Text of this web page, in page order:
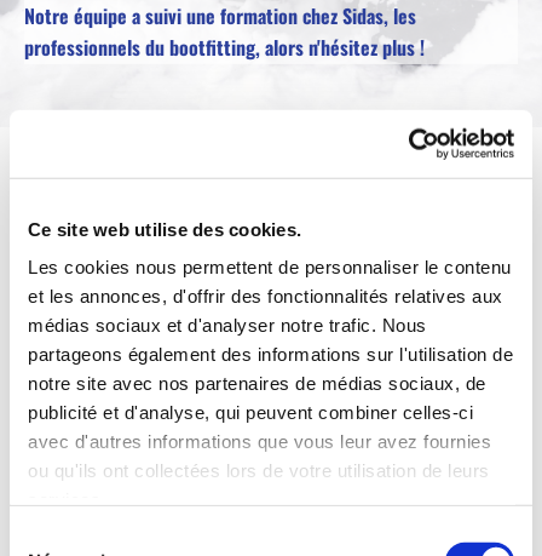
Ce site web utilise des cookies.
Les cookies nous permettent de personnaliser le contenu
et les annonces, d'offrir des fonctionnalités relatives aux
médias sociaux et d'analyser notre trafic. Nous
partageons également des informations sur l'utilisation de
notre site avec nos partenaires de médias sociaux, de
publicité et d'analyse, qui peuvent combiner celles-ci
avec d'autres informations que vous leur avez fournies
ou qu'ils ont collectées lors de votre utilisation de leurs
Notre équipe a suivi une formation chez Sidas, les
professionnels du bootfitting, alors n'hésitez plus !
CHAUSSONS ET CHAUSSURES
THERMOFORMÉES
Toujours plus de confort sur vos skis ! Avec la technologie de
thermoformage, le chausson thermoformé est chauffé puis moulé
dans votre coque de chaussure de ski.
Couplez votre chausson avec une semelle à la forme du pied et à
votre activité sportive. Avec un chausson personnalisé et
thermoformé vous n'aurez plus jamais mal aux pieds et dévalerez les